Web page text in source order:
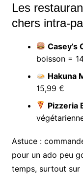
Les
chers intra-
Casey’s
boisson =
Hakuna
15,99 €
Pizzeria
Astuce :
pour un ado peu
temps, surtout sur